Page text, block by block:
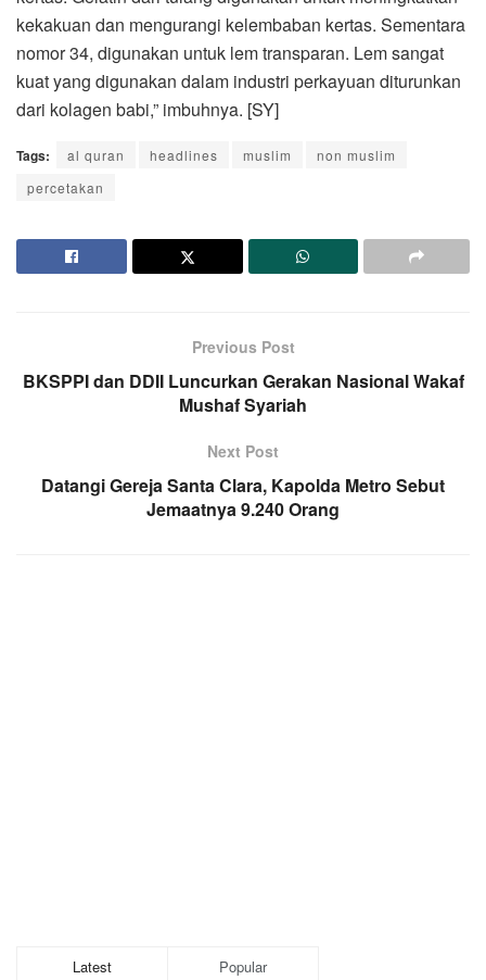
kekakuan dan mengurangi kelembaban kertas. Sementara
nomor 34, digunakan untuk lem transparan. Lem sangat
kuat yang digunakan dalam industri perkayuan diturunkan
dari kolagen babi,” imbuhnya. [SY]
Tags: al quran headlines muslim
non muslim
percetakan
Previous Post
BKSPPI dan DDII Luncurkan Gerakan Nasional Wakaf
Mushaf Syariah
Next Post
Datangi Gereja Santa Clara, Kapolda Metro Sebut
Jemaatnya 9.240 Orang
Latest Popular